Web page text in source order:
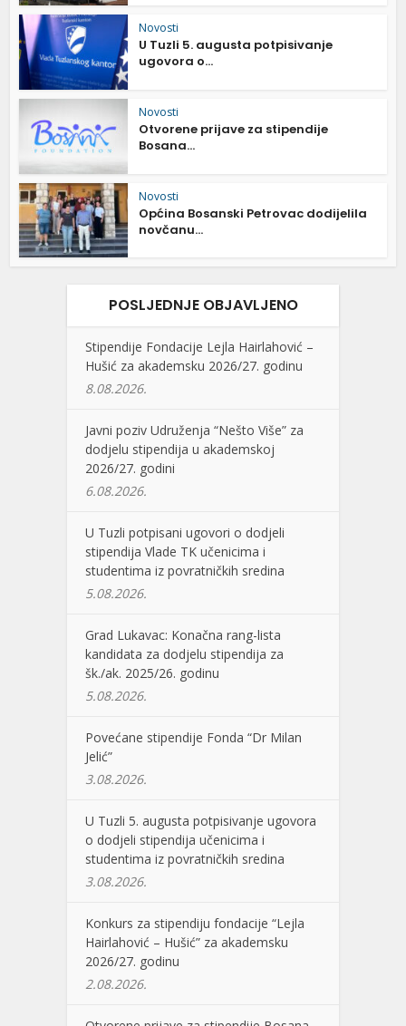
Novosti
U Tuzli 5. augusta potpisivanje
ugovora o...
Novosti
Otvorene prijave za stipendije
Bosana...
Novosti
Općina Bosanski Petrovac dodijelila
novčanu...
POSLJEDNJE OBJAVLJENO
Stipendije Fondacije Lejla Hairlahović –
Hušić za akademsku 2026/27. godinu
8.08.2026.
Javni poziv Udruženja “Nešto Više” za
dodjelu stipendija u akademskoj
2026/27. godini
6.08.2026.
U Tuzli potpisani ugovori o dodjeli
stipendija Vlade TK učenicima i
studentima iz povratničkih sredina
5.08.2026.
Grad Lukavac: Konačna rang-lista
kandidata za dodjelu stipendija za
šk./ak. 2025/26. godinu
5.08.2026.
Povećane stipendije Fonda “Dr Milan
Jelić”
3.08.2026.
U Tuzli 5. augusta potpisivanje ugovora
o dodjeli stipendija učenicima i
studentima iz povratničkih sredina
3.08.2026.
Konkurs za stipendiju fondacije “Lejla
Hairlahović – Hušić” za akademsku
2026/27. godinu
2.08.2026.